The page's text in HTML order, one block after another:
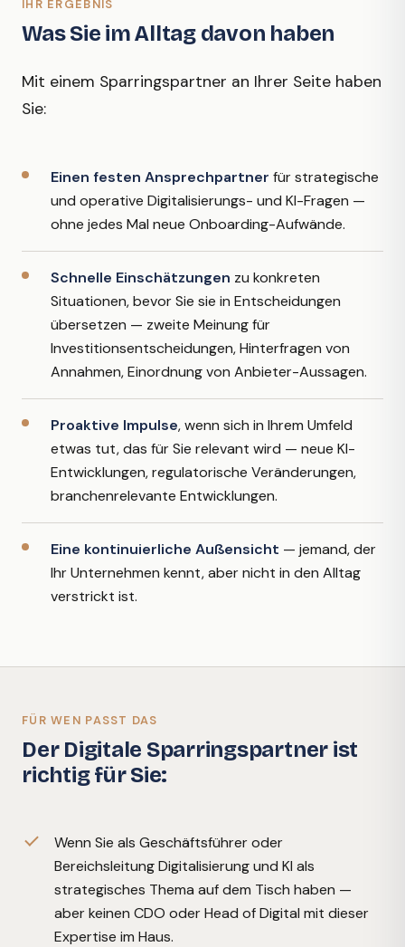
IHR ERGEBNIS
Was Sie im Alltag davon haben
Mit einem Sparringspartner an Ihrer Seite haben
Sie:
Einen festen Ansprechpartner für strategische
und operative Digitalisierungs- und KI-Fragen —
ohne jedes Mal neue Onboarding-Aufwände.
Schnelle Einschätzungen zu konkreten
Situationen, bevor Sie sie in Entscheidungen
übersetzen — zweite Meinung für
Investitionsentscheidungen, Hinterfragen von
Annahmen, Einordnung von Anbieter-Aussagen.
Proaktive Impulse, wenn sich in Ihrem Umfeld
etwas tut, das für Sie relevant wird — neue KI-
Entwicklungen, regulatorische Veränderungen,
branchenrelevante Entwicklungen.
Eine kontinuierliche Außensicht — jemand, der
Ihr Unternehmen kennt, aber nicht in den Alltag
verstrickt ist.
FÜR WEN PASST DAS
Der Digitale Sparringspartner ist
richtig für Sie:
Wenn Sie als Geschäftsführer oder
Bereichsleitung Digitalisierung und KI als
strategisches Thema auf dem Tisch haben —
aber keinen CDO oder Head of Digital mit dieser
Expertise im Haus.